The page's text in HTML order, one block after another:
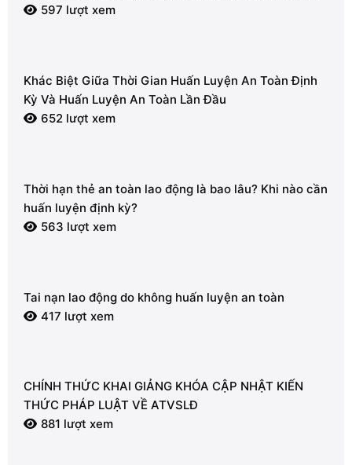
động597 lượt xem
Khác Biệt Giữa Thời Gian Huấn Luyện An Toàn Định
Kỳ Và Huấn Luyện An Toàn Lần Đầu
652 lượt xem
Thời hạn thẻ an toàn lao động là bao lâu? Khi nào cần
huấn luyện định kỳ?
563 lượt xem
Tai nạn lao động do không huấn luyện an toàn
417 lượt xem
CHÍNH THỨC KHAI GIẢNG KHÓA CẬP NHẬT KIẾN
THỨC PHÁP LUẬT VỀ ATVSLĐ
881 lượt xem